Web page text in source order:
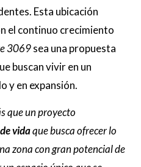
Esta ubicación
el continuo crecimiento
3069sea una propuesta
buscan vivir en un
y en expansión.
que un proyecto
vidaque busca ofrecer lo
zona con gran potencial de